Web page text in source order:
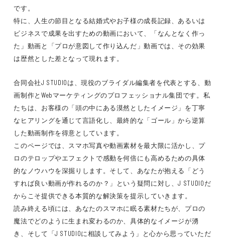
です。
特に、人生の節目となる結婚式やお子様の成長記録、あるいは
ビジネスで成果を出すための動画において、「なんとなく作っ
た」動画と「プロが意図して作り込んだ」動画では、その効果
は歴然とした差となって現れます。
合同会社J STUDIOは、現役のブライダル編集者を代表とする、動
画制作とWebマーケティングのプロフェッショナル集団です。私
たちは、お客様の「頭の中にある漠然としたイメージ」を丁寧
なヒアリングを通じて言語化し、最終的な「ゴール」から逆算
した動画制作を得意としています。
このページでは、スマホ写真や動画素材を最大限に活かし、プ
ロのテロップやエフェクトで感動を何倍にも高めるための具体
的なノウハウを深掘りします。そして、あなたが抱える「どう
すれば良い動画が作れるのか？」という疑問に対し、J STUDIOだ
からこそ提供できる本質的な解決策を提示していきます。
読み終える頃には、あなたのスマホに眠る素材たちが、プロの
魔法でどのように生まれ変わるのか、具体的なイメージが湧
き、そして「J STUDIOに相談してみよう」と心から思っていただ